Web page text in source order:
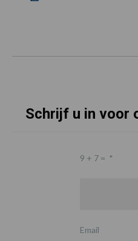
Schrijf u in voor
9 + 7 = *
Email